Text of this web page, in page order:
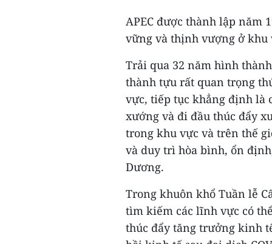
APEC được thành lập năm
vững và thịnh vượng ở khu
Trải qua 32 năm hình
thành tựu rất quan trọng
vực, tiếp tục khẳng định là
xướng và đi đầu thúc đẩy
trong khu vực và trên thế
và duy trì hòa bình, ổn
Dương.
Trong khuôn khổ Tuần lễ
tìm kiếm các lĩnh vực có
thúc đẩy tăng trưởng kinh